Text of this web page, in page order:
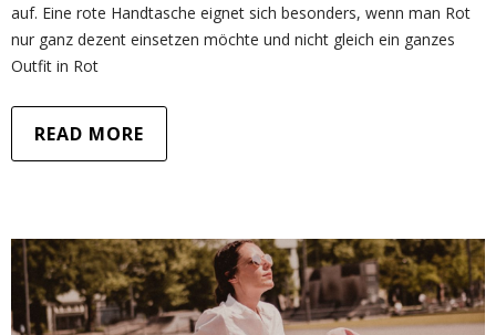
auf. Eine rote Handtasche eignet sich besonders, wenn man Rot
nur ganz dezent einsetzen möchte und nicht gleich ein ganzes
Outfit in Rot
READ MORE